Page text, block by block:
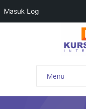
Menu
HOME
Masuk Log